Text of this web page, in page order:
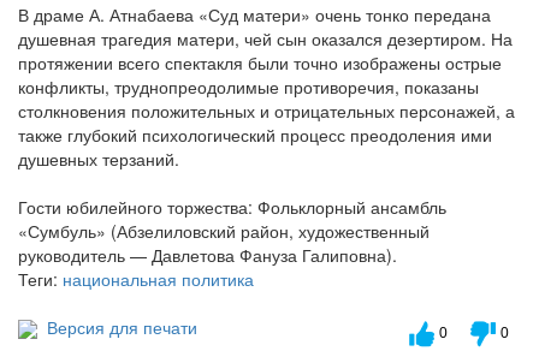
В драме А. Атнабаева «Суд матери» очень тонко передана
душевная трагедия матери, чей сын оказался дезертиром. На
протяжении всего спектакля были точно изображены острые
конфликты, труднопреодолимые противоречия, показаны
столкновения положительных и отрицательных персонажей, а
также глубокий психологический процесс преодоления ими
душевных терзаний.
Гости юбилейного торжества: Фольклорный ансамбль
«Сумбуль» (Абзелиловский район, художественный
руководитель — Давлетова Фануза Галиповна).
Теги: национальная политика
Версия для печати
0 0